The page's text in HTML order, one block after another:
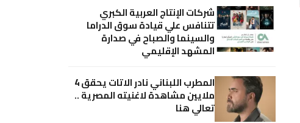
شركات الإنتاج العربية الكبري
تتنافس علي قيادة سوق الدراما
والسينما والصباح في صدارة
المشهد الإقليمي
المطرب اللبناني نادر الاتات يحقق 4
ملايين مشاهدة لاغنيته المصرية ..
تعالي هنا